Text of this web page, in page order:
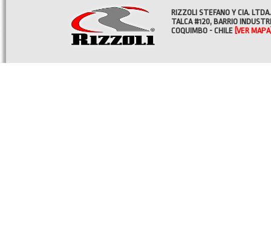
RIZZOLI STEFANO Y CIA. LTDA.
TALCA #120, BARRIO
COQUIMBO - CHILE [VER